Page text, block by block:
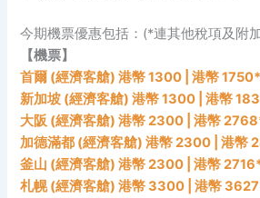
今期機票優惠包括：(*連其他稅項及附
【機票】
首爾 (經濟客艙) 港幣 1300 | 港幣 1750*
新加坡 (經濟客艙) 港幣 1300 | 港幣
大阪 (經濟客艙) 港幣 2300 | 港幣
加德滿都 (經濟客艙) 港幣 2300 | 港幣
釜山 (經濟客艙) 港幣 2300 | 港幣
札幌 (經濟客艙) 港幣 3300 | 港幣